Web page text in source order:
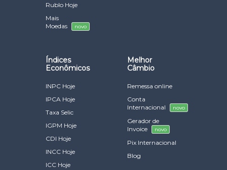
Rublo Hoje
Mais
Moedas
novo
Índices
Econômicos
INPC Hoje
IPCA Hoje
Taxa Selic
IGPM Hoje
CDI Hoje
INCC Hoje
ICC Hoje
Melhor
Câmbio
Remessa online
Conta
Internacional
novo
Gerador de
Invoice
novo
Pix Internacional
Blog